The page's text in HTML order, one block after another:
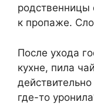
родственницы
к пропаже.
После ухода
кухне, пила
где-то